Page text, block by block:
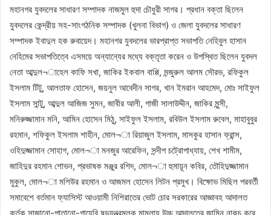
মহানগর যুবদলের সাধারণ সম্পাদক নাজমুল হুদা চৌধুরী সাগর। প্রধান বক্তা ছিলেন
যুবদলের কেন্দ্রীয় সহ-সাংগঠনিক সম্পাদক (খুলনা বিভাগ) ও জেলা যুবদলের সাধারণ
সম্পাদক ইবাদুল হক রুবায়েদ। মহানগর যুবদলের ভারপ্রাপ্ত সভাপতি নেহিবুল হাসান
নেহিমের সভাপতিত্বে এসময়ে অন্যান্যের মধ্যে বক্তৃতা করেন ও উপস্থিত ছিলেন যুবদল
নেতা আব্দুল¬াহেল কাফি সখা, জাকির ইকবাল বাপ্পি, মন্জুরুল আলম সৌরভ, রফিকুল
ইসলাম টিটু, আলতাফ হোসেন, জয়নুল আবেদীন সাগর, খান ইমরান আহমেদ, মোঃ সাইফুল
ইসলাম সান্টু, আব্দুল আজিজ সুমন, জাবীর আলী, গাজী সালাউদ্দীন, জাকির মুন্সী,
মনিরুজ্জামান মনি, আমিন হোসেন মিঠু, সাইফুল ইসলাম, রবিউল ইসলাম রুবেল, মাহাবুবুর
রহমান, শফিকুল ইসলাম শাহীন, মোল¬া রিয়াজুল ইসলাম, মাসকুর হাসান ফ্রান্স,
ওহিদুজ্জামান সোহাগ, মোল¬া মনজুর আরেফিন, সন্দীপ চট্রোপাধ্যায়, শেখ শামীম,
জাহিদুর রহমান শোভন, প্রভাষক মঞ্জুর রশিদ, মোল¬া হুমায়ূন কবির, তৌহিদুজ্জামান
মুকুল, মোল¬া মশিউর রহমান ও আজমল হোসেন লিটন প্রমুখ। বিক্ষোভ মিছিল পরবর্তী
সমাবেশে বর্তমান ফ্যাসিস্ট আওয়ামী নিশিরাতের ভোট চোর সরকারের আজ্ঞাবহ আদালত
কর্তৃক সাজানো-পাতানো-গায়েবি ষড়যন্ত্রমূলক মামলায় উচ্চ আদালতের জামিন নাকচ করে